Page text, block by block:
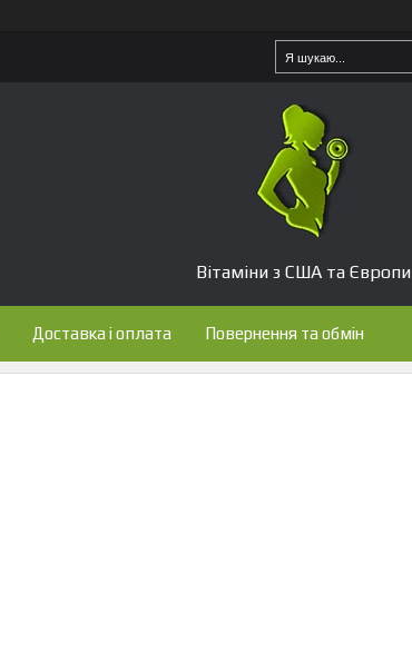
Вітаміни з США та Європи
Доставка і оплата Повернення та обмін